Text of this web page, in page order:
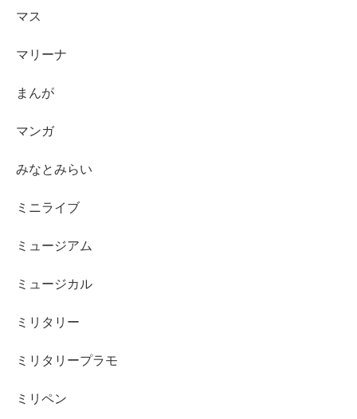
マス
マリーナ
まんが
マンガ
みなとみらい
ミニライブ
ミュージアム
ミュージカル
ミリタリー
ミリタリープラモ
ミリペン